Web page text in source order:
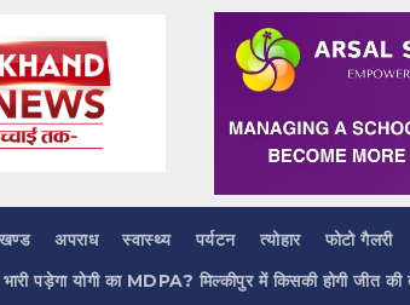
अपराध स्वास्थ्य पर्यटन त्योहार फोटो गैलरी
पड़ेगा योगी का MDPA? मिल्कीपुर में किसकी होगी जीत की